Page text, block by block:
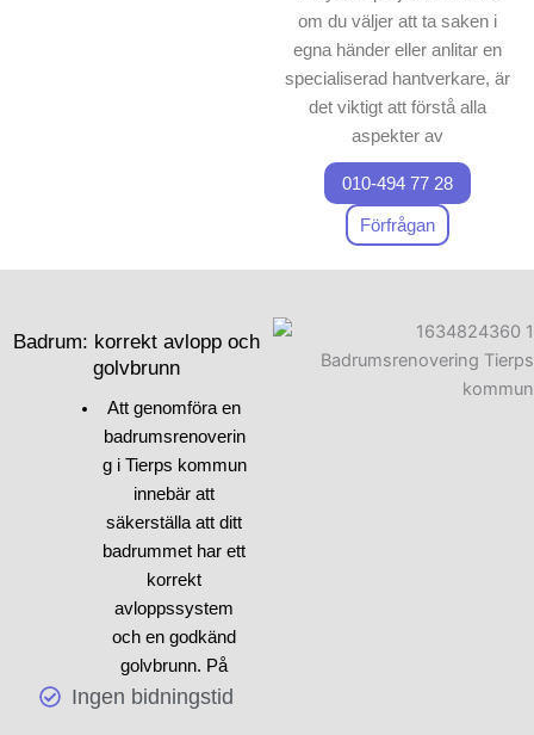
om du väljer att ta saken i
egna händer eller anlitar en
specialiserad hantverkare, är
det viktigt att förstå alla
aspekter av
badrumsrenovering. Första
steget när du ska renovera
ett badrum är att utforma en
tydlig plan och samla tips
och estetik i badrummet.
Kanske vill du pröva
innovativa designidéer eller
010-494 77 28
Förfrågan
Badrum: korrekt avlopp och
golvbrunn
Att genomföra en
badrumsrenoverin
g i Tierps kommun
innebär att
säkerställa att ditt
badrummet har ett
korrekt
avloppssystem
och en godkänd
golvbrunn. På
Skepiab är vi
Ingen bidningstid